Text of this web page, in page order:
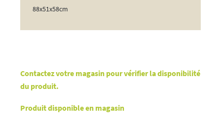
Contactez votre magasin pour vérifier la disponibilité
du produit.
Produit disponible en magasin
88x51x58cm